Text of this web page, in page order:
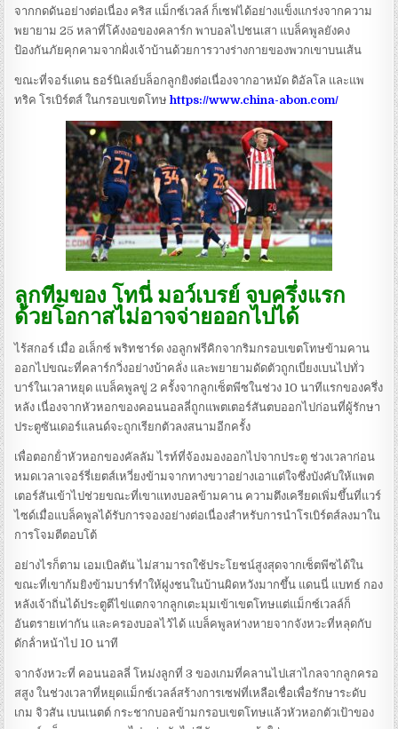
จากกดดันอย่างต่อเนื่อง คริส แม็กซ์เวลล์ ก็เซฟได้อย่างแข็งแกร่งจากความ
พยายาม 25 หลาที่โค้งงอของคลาร์ก พาบอลไปชนเสา แบล็คพูลยังคง
ป้องกันภัยคุกคามจากฝั่งเจ้าบ้านด้วยการวางร่างกายของพวกเขาบนเส้น
ขณะที่จอร์แดน ธอร์นิเลย์บล็อกลูกยิงต่อเนื่องจากอาหมัด ดิอัลโล และแพ
ทริค โรเบิร์ตส์ ในกรอบเขตโทษhttps://www.china-abon.com/
ลูกทีมของ โทนี่ มอว์เบรย์ จบครึ่งแรก
ด้วยโอกาสไม่อาจจ่ายออกไปได้
ไร้สกอร์ เมื่อ อเล็กซ์ พริทชาร์ด งอลูกฟรีคิกจากริมกรอบเขตโทษข้ามคาน
ออกไปขณะที่คลาร์กวิ่งอย่างบ้าคลั่ง และพยายามดัดตัวถูกเบี่ยงเบนไปทั่ว
บาร์ในเวลาหยุด แบล็คพูลขู่ 2 ครั้งจากลูกเซ็ตพีซในช่วง 10 นาทีแรกของครึ่ง
หลัง เนื่องจากหัวหอกของคอนนอลลี่ถูกแพตเตอร์สันตบออกไปก่อนที่ผู้รักษา
ประตูซันเดอร์แลนด์จะถูกเรียกตัวลงสนามอีกครั้ง
เพื่อตอกย้ําหัวหอกของคัลลัม ไรท์ที่จ้องมองออกไปจากประตู ช่วงเวลาก่อน
หมดเวลาเจอร์รี่เยตส์เหวี่ยงข้ามจากทางขวาอย่างเอาแต่ใจซึ่งบังคับให้แพต
เตอร์สันเข้าไปช่วยขณะที่เขาแทงบอลข้ามคาน ความตึงเครียดเพิ่มขึ้นที่แวร์
ไซด์เมื่อแบล็คพูลได้รับการจองอย่างต่อเนื่องสําหรับการนําโรเบิร์ตส์ลงมาใน
การโจมตีตอบโต้
อย่างไรก็ตาม เอมเบิลตัน ไม่สามารถใช้ประโยชน์สูงสุดจากเซ็ตพีซได้ใน
ขณะที่เขาก้มยิงข้ามบาร์ทําให้ฝูงชนในบ้านผิดหวังมากขึ้น แดนนี่ แบทธ์ กอง
หลังเจ้าถิ่นได้ประตูตีไข่แตกจากลูกเตะมุมเข้าเขตโทษแต่แม็กซ์เวลล์ก็
อันตรายเท่ากัน และครองบอลไว้ได้ แบล็คพูลห่างหายจากจังหวะที่หลุดกับ
ดักล้ําหน้าไป 10 นาที
จากจังหวะที่ คอนนอลลี่ โหม่งลูกที่ 3 ของเกมที่คลานไปเสาไกลจากลูกครอ
สสูงในช่วงเวลาที่หยุดแม็กซ์เวลล์สร้างการเซฟที่เหลือเชื่อเพื่อรักษาระดับ
เกม จิวสัน เบนเนตต์ กระชากบอลข้ามกรอบเขตโทษแล้วหัวหอกตัวเป้าของ